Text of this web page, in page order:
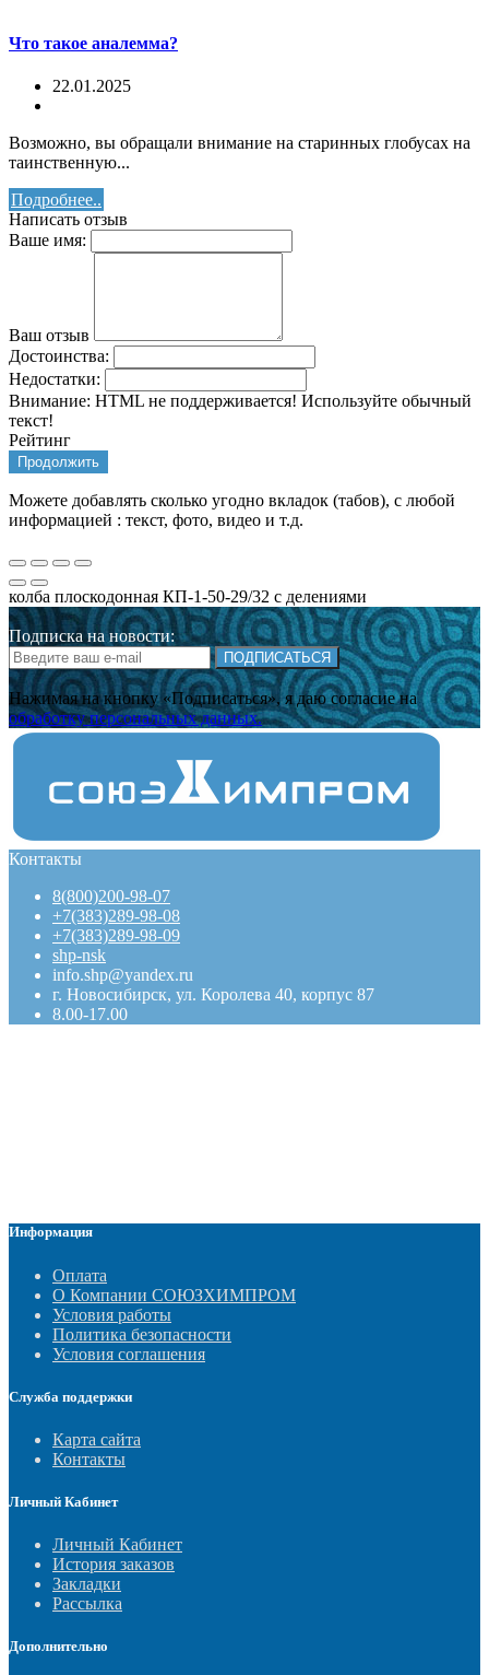
Что такое аналемма?
22.01.2025
Возможно, вы обращали внимание на старинных глобусах на
таинственную...
Подробнее..
Написать отзыв
Ваше имя:
Ваш отзыв
Достоинства:
Недостатки:
Внимание: HTML не поддерживается! Используйте обычный
текст!
Рейтинг
Продолжить
Можете добавлять сколько угодно вкладок (табов), с любой
информацией : текст, фото, видео и т.д.
колба плоскодонная КП-1-50-29/32 с делениями
Подписка на новости:
ПОДПИСАТЬСЯ
Нажимая на кнопку «Подписаться», я даю cогласие на
обработку персональных данных.
Контакты
8(800)200-98-07
+7(383)289-98-08
+7(383)289-98-09
shp-nsk
info.shp@yandex.ru
г. Новосибирск, ул. Королева 40, корпус 87
8.00-17.00
Информация
Оплата
О Компании СОЮЗХИМПРОМ
Условия работы
Политика безопасности
Условия соглашения
Служба поддержки
Карта сайта
Контакты
Личный Кабинет
Личный Кабинет
История заказов
Закладки
Рассылка
Дополнительно